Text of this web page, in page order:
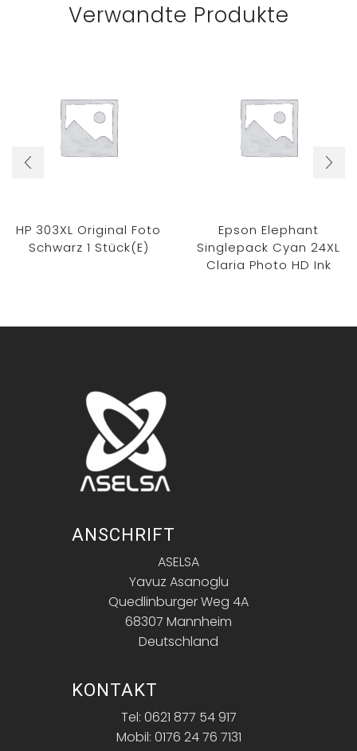
Verwandte Produkte
HP 303XL Original Foto
Schwarz 1 Stück(e)
Epson Elephant
Singlepack Cyan 24XL
Claria Photo HD Ink
ANSCHRIFT
ASELSA
Yavuz Asanoglu
Quedlinburger Weg 4A
68307 Mannheim
Deutschland
KONTAKT
Tel: 0621 877 54 917
Mobil: 0176 24 76 7131